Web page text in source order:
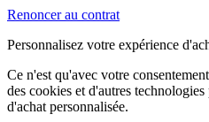
Renoncer au contrat
Personnalisez votre expérience
Ce n'est qu'avec votre
des cookies et d'autres
d'achat personnalisée.